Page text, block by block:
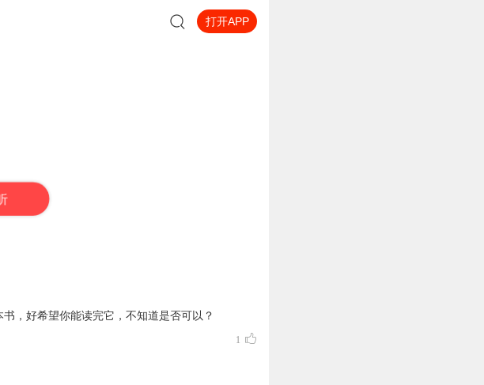
打开APP
，好希望你能读完它，不知道是否可以？
1